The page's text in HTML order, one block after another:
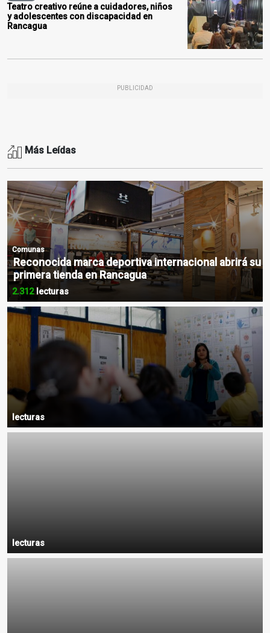
Teatro creativo reúne a cuidadores, niños
y adolescentes con discapacidad en
Rancagua
PUBLICIDAD
Más Leídas
Comunas
Reconocida marca deportiva internacional abrirá su
primera tienda en Rancagua
2.312lecturas
lecturas
lecturas